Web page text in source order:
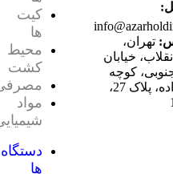
تهران،
خیابان
کوچه
مهدی‌زاده، پلاک 27،
کیت
ها
محیط
کشت
مواد
دستگاه
ها